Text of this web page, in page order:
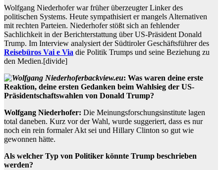
Wolfgang Niederhofer war früher überzeugter Linker des
politischen Systems. Heute sympathisiert er mangels Alternativen
mit rechten Parteien. Niederhofer stößt sich an fehlender
Sachlichkeit in der Berichterstattung über US-Präsident Donald
Trump. Im Interview analysiert der Südtiroler Geschäftsführer des
Reisebüros Vai e Via die Politik Trumps und seine Beziehung zu
den Medien.[divide]
backview.eu: Was waren deine erste
Reaktion, deine ersten Gedanken beim Wahlsieg der US-
Präsidentschaftswahlen von Donald Trump?
Wolfgang Niederhofer: Die Meinungsforschungsinstitute lagen
total daneben. Kurz vor der Wahl, wurde suggeriert, dass es nur
noch ein rein formaler Akt sei und Hillary Clinton so gut wie
gewonnen hätte.
Als welcher Typ von Politiker könnte Trump beschrieben
werden?